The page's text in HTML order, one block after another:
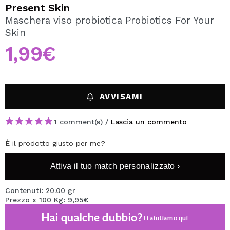
Creando un account su Maquibeauty.it potrai fare i tuoi
acquisti velocemente, controllare lo stato dei tuoi ordini e
Present Skin
Maschera viso probiotica Probiotics For Your
Skin
1,99€
AVVISAMI
1 comment(s) / Lascia un commento
È il prodotto giusto per me?
Attiva il tuo match personalizzato ›
Contenuti: 20.00 gr
Prezzo x 100 Kg: 9,95€
Hai qualche dubbio?Ti aiutiamoqui